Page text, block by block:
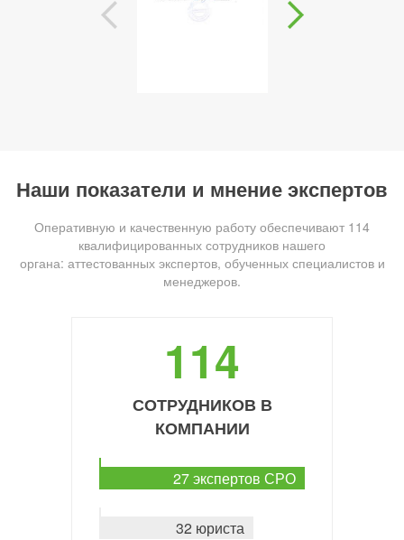
Наши показатели и мнение экспертов
Оперативную и качественную работу обеспечивают 114
квалифицированных сотрудников нашего
органа: аттестованных экспертов, обученных специалистов и
менеджеров.
114
СОТРУДНИКОВ В
КОМПАНИИ
27 экспертов СРО
32 юриста